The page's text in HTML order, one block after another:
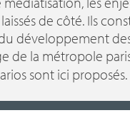
de côté. Ils
développement
de la métropole
sont ici proposés.